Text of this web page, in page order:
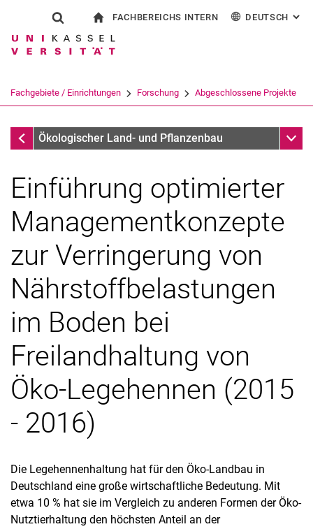
Springe direkt zu: Inhalt
Springe direkt zu: Suche
Springe direkt zu:
Suchformular
Suchbegriff
Suchen (öffnet externen Link in einem
FACHBEREICHS INTERN DEUTSCH :
Fachgebiete / Einrichtungen Forschung Abgeschlossene Projekte
Abgeschlossene Projekte
Ökologischer Land- und Pflanzenbau
Forschungsschwerpunkte
Assoziierte Schwerpunkte
Laufende Projekte
Abgeschlossene Projekte
Einführung optimierter
Managementkonzepte
zur Verringerung von
Nährstoffbelastungen
im Boden bei
Freilandhaltung von
Öko-Legehennen (2015
- 2016)
Die Legehennenhaltung hat für den Öko-Landbau in
Deutschland eine große wirtschaftliche Bedeutung. Mit
etwa 10 % hat sie im Vergleich zu anderen Formen der Öko-
Nutztierhaltung den höchsten Anteil an der